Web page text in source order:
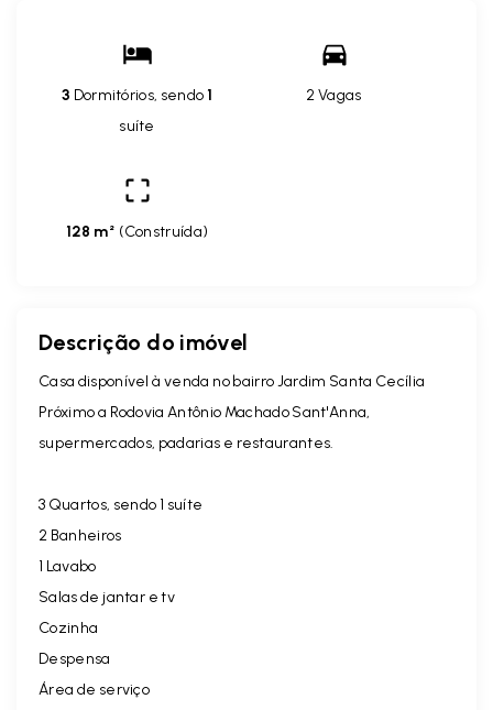
3 Dormitórios, sendo1
suíte
2 Vagas
128 m² (Construída)
Descrição do imóvel
Casa disponível à venda no bairro Jardim Santa Cecília
Próximo a Rodovia Antônio Machado Sant'Anna,
supermercados, padarias e restaurantes.
3 Quartos, sendo 1 suíte
2 Banheiros
1 Lavabo
Salas de jantar e tv
Cozinha
Despensa
Área de serviço